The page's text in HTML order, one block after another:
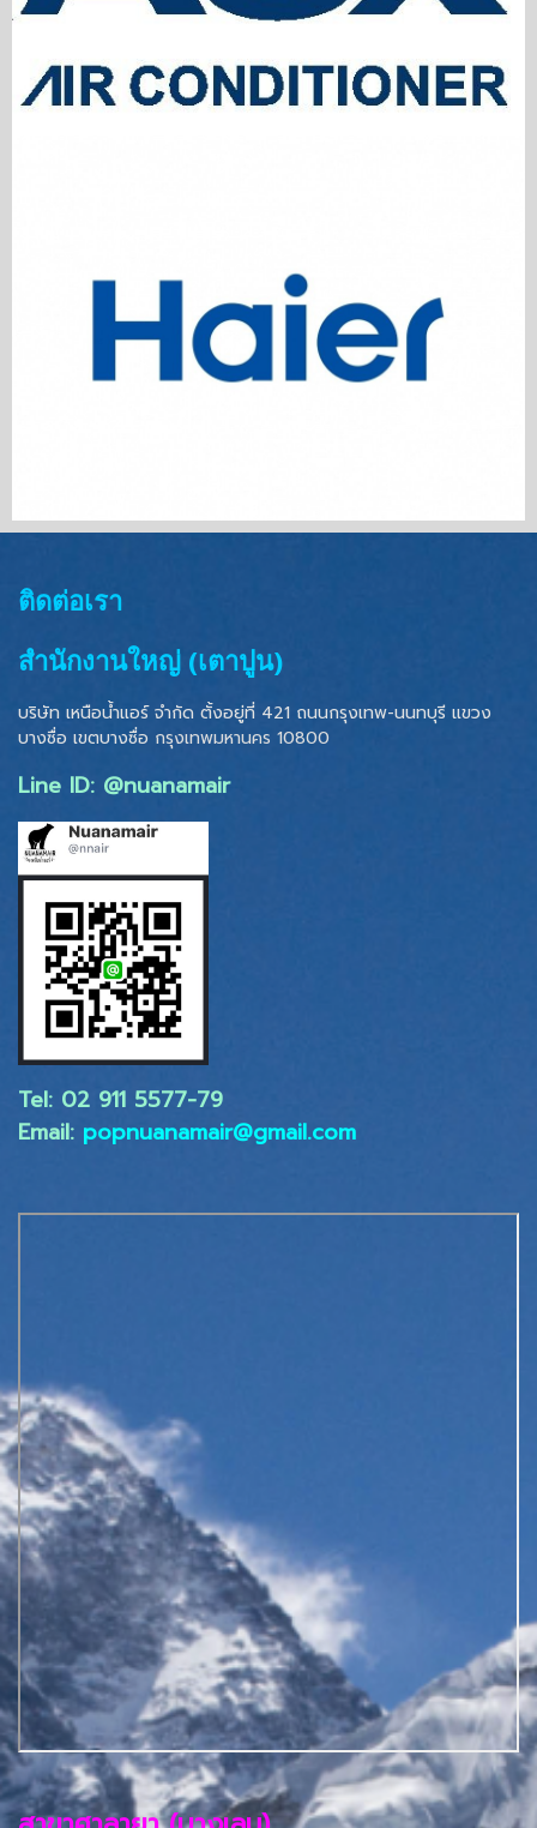
ติดต่อเรา
สำนักงานใหญ่ (เตาปูน)
บริษัท เหนือน้ำแอร์ จำกัด ตั้งอยู่ที่ 421 ถนนกรุงเทพ-นนทบุรี แขวง
บางซื่อ เขตบางซื่อ กรุงเทพมหานคร 10800
Line ID: @nuanamair
Tel: 02 ​911 5577-79
Email: popnuanamair@gmail.com